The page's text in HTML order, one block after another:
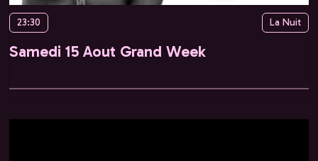
23:30 La Nuit
Samedi 15 Aout Grand Week